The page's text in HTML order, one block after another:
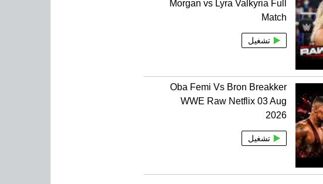
Morgan vs Lyra Valkyria Full
Match
تشغيل
Oba Femi Vs Bron Breakker
WWE Raw Netflix 03 Aug
2026
تشغيل